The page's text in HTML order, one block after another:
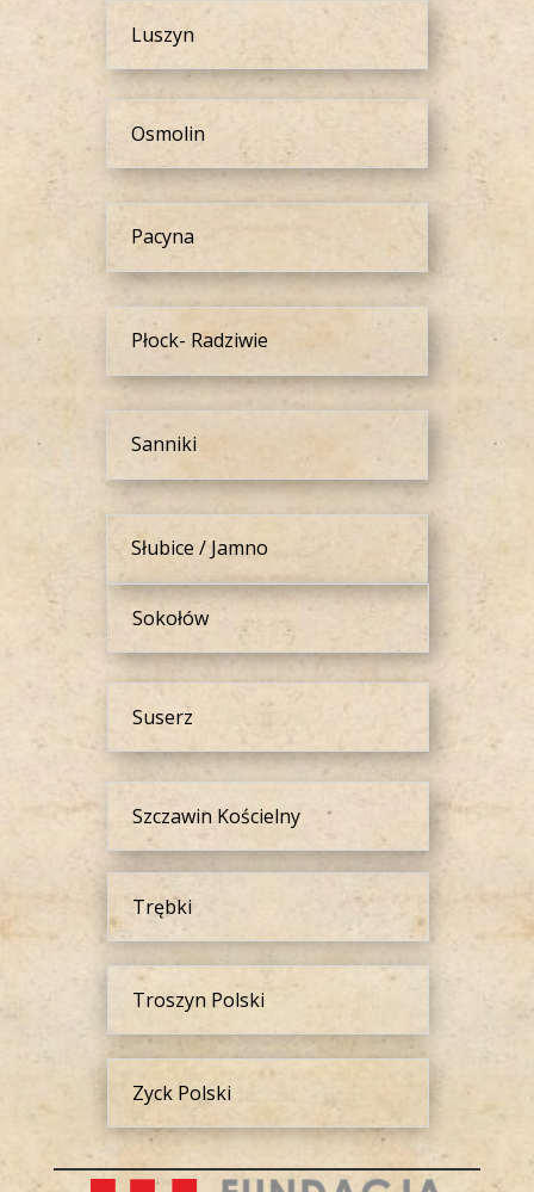
Luszyn
Osmolin
Pacyna
Płock- Radziwie
Sanniki
Słubice / Jamno
Sokołów
Suserz
Szczawin Kościelny
Trębki
Troszyn Polski
Zyck Polski